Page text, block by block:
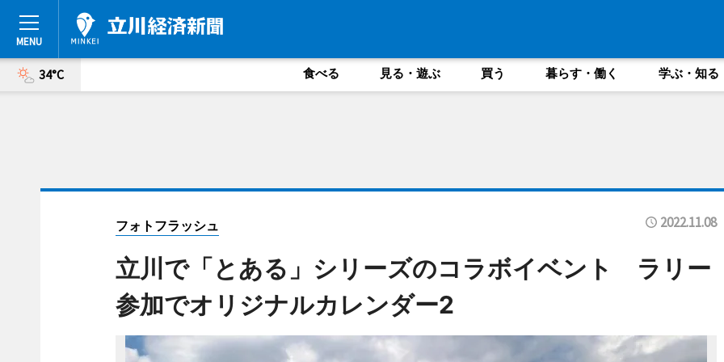
34°C 食べる 見る・遊ぶ 買う 暮らす・働く 学ぶ・知る
フォトフラッシュ 2022.11.08
立川で「とある」シリーズのコラボイベント ラリー
参加でオリジナルカレンダー2